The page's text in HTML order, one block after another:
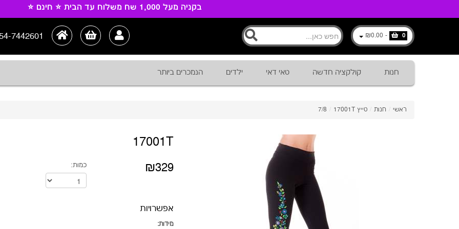
בקניה מעל 1,000 שח משלוח עד הבית ⭐ חינם ⭐
7442601 0
-
₪0.00
חנות קולקציה חדשה טאי דאי ילדים הנמכרים ביותר
ראשי / חנות / טייץ 7/8 / 17001T
17001T
₪329 כמות:
אפשרויות
מידות: